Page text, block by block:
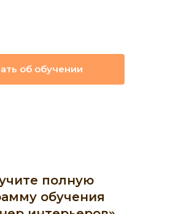
об обучении
полную
обучения